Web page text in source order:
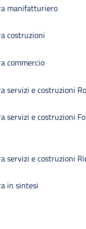
manifatturiero
costruzioni
commercio
servizi e costruzioni
servizi e costruzioni
servizi e costruzioni
in sintesi